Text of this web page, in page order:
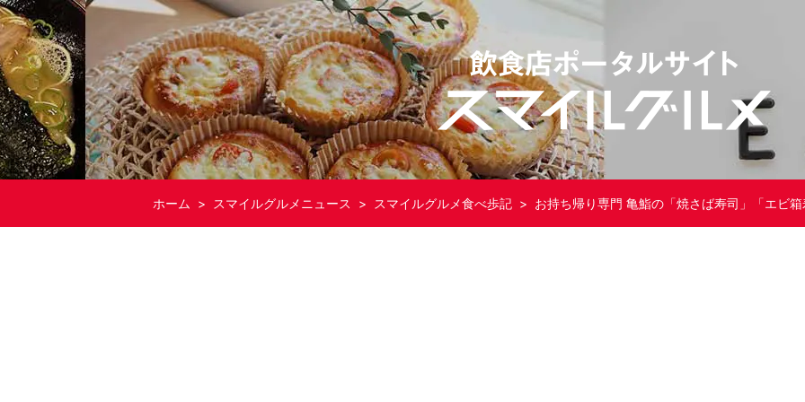
ホーム > スマイルグルメニュース > スマイルグルメ食べ歩記 > お持ち帰り専門 亀鮨の「焼さば寿司」「エビ箱